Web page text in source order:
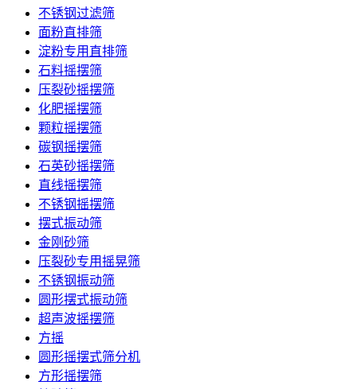
不锈钢过滤筛
面粉直排筛
淀粉专用直排筛
石料摇摆筛
压裂砂摇摆筛
化肥摇摆筛
颗粒摇摆筛
碳钢摇摆筛
石英砂摇摆筛
直线摇摆筛
不锈钢摇摆筛
摆式振动筛
金刚砂筛
压裂砂专用摇晃筛
不锈钢振动筛
圆形摆式振动筛
超声波摇摆筛
方摇
圆形摇摆式筛分机
方形摇摆筛